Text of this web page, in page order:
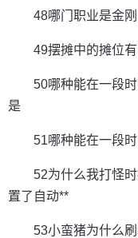
48哪门职业是金
49摆摊中的摊位
50哪种能在一段
是
51哪种能在一段
52为什么我打怪
置了自动**
53小蛮猪为什么